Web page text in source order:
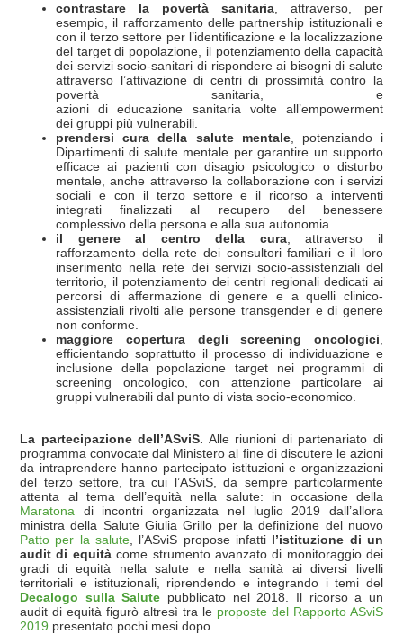
contrastare la povertà sanitaria, attraverso, per
esempio, il rafforzamento delle partnership istituzionali e
con il terzo settore per l’identificazione e la localizzazione
del target di popolazione, il potenziamento della capacità
dei servizi socio‐sanitari di rispondere ai bisogni di salute
attraverso l’attivazione di centri di prossimità contro la
povertà sanitaria, e
azioni di educazione sanitaria volte all’empowerment
dei gruppi più vulnerabili.
prendersi cura della salute mentale, potenziando i
Dipartimenti di salute mentale per garantire un supporto
efficace ai pazienti con disagio psicologico o disturbo
mentale, anche attraverso la collaborazione con i servizi
sociali e con il terzo settore e il ricorso a interventi
integrati finalizzati al recupero del benessere
complessivo della persona e alla sua autonomia.
il genere al centro della cura, attraverso il
rafforzamento della rete dei consultori familiari e il loro
inserimento nella rete dei servizi socio-assistenziali del
territorio, il potenziamento dei centri regionali dedicati ai
percorsi di affermazione di genere e a quelli clinico-
assistenziali rivolti alle persone transgender e di genere
non conforme.
maggiore copertura degli screening oncologici,
efficientando soprattutto il processo di individuazione e
inclusione della popolazione target nei programmi di
screening oncologico, con attenzione particolare ai
gruppi vulnerabili dal punto di vista socio-economico.
La partecipazione dell’ASviS. Alle riunioni di partenariato di
programma convocate dal Ministero al fine di discutere le azioni
da intraprendere hanno partecipato istituzioni e organizzazioni
del terzo settore, tra cui l’ASviS, da sempre particolarmente
attenta al tema dell’equità nella salute: in occasione della
Maratona di incontri organizzata nel luglio 2019 dall’allora
ministra della Salute Giulia Grillo per la definizione del nuovo
Patto per la salute , l’ASviS propose infatti l’istituzione di un
audit di equitàcome strumento avanzato di monitoraggio dei
gradi di equità nella salute e nella sanità ai diversi livelli
territoriali e istituzionali, riprendendo e integrando i temi del
Decalogo sulla Salute pubblicato nel 2018. Il ricorso a un
audit di equità figurò altresì tra le proposte del Rapporto ASviS
2019 presentato pochi mesi dopo.